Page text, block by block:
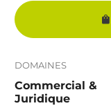
DOMAINES
Commercial &
Juridique